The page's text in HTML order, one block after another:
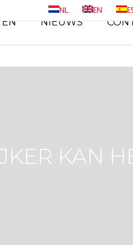
NL EN
NIEUWS
KAN